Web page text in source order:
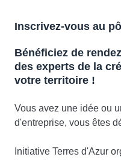
Inscrivez-vous au
Bénéficiez de
des experts de la
votre territoire !
Vous avez une idée ou
d'entreprise, vous êtes
Initiative Terres d'Azur